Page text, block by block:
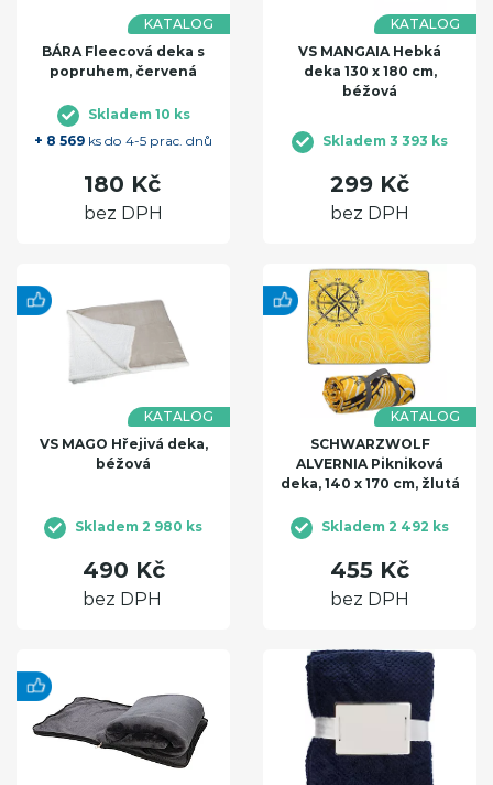
KATALOG
BÁRA Fleecová deka s
popruhem, červená
Skladem 10 ks
+ 8 569 ks do 4-5 prac. dnů
180 Kč
bez DPH
KATALOG
VS MANGAIA Hebká
deka 130 x 180 cm,
béžová
Skladem 3 393 ks
299 Kč
bez DPH
KATALOG
VS MAGO Hřejivá deka,
béžová
Skladem 2 980 ks
490 Kč
bez DPH
KATALOG
SCHWARZWOLF
ALVERNIA Pikniková
deka, 140 x 170 cm, žlutá
Skladem 2 492 ks
455 Kč
bez DPH